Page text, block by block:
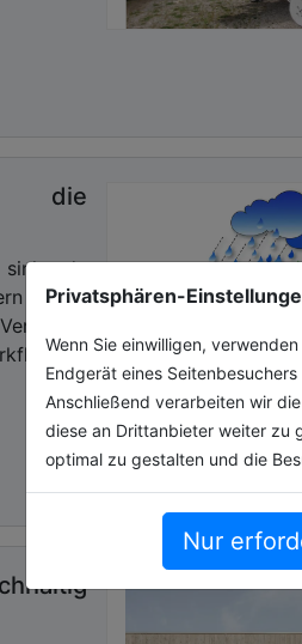
Privatsphären-
Wenn Sie einwilligen,
Endgerät eines
Anschließend verarbeiten wir
diese an Drittanbieter weiter zu
optimal zu gestalten und die
Nur
die
die